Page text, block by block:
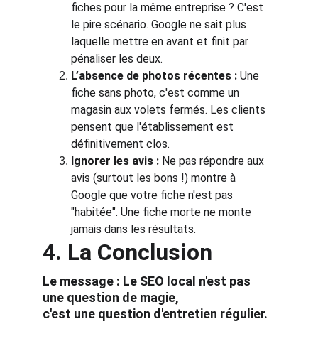
fiches pour la même entreprise ? C'est
le pire scénario. Google ne sait plus
laquelle mettre en avant et finit par
pénaliser les deux.
L’absence de photos récentes : Une
fiche sans photo, c'est comme un
magasin aux volets fermés. Les clients
pensent que l'établissement est
définitivement clos.
Ignorer les avis : Ne pas répondre aux
avis (surtout les bons !) montre à
Google que votre fiche n'est pas
"habitée". Une fiche morte ne monte
jamais dans les résultats.
4. La Conclusion
Le message : Le SEO local n'est pas
une question de magie,
c'est une question d'entretien régulier.